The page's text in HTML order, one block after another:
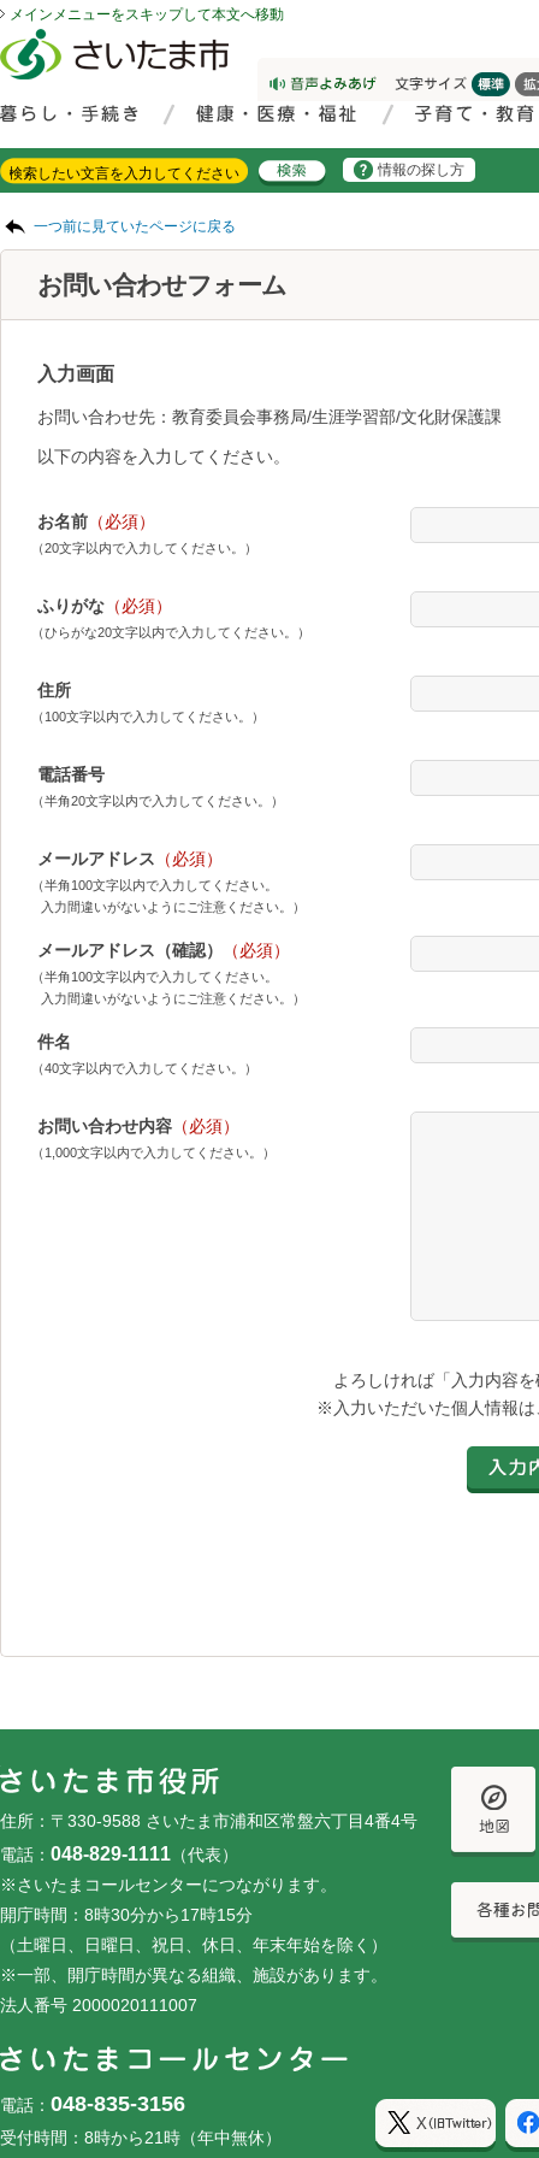
メインメニューをスキップして本文へ移動
情報の探し方
一つ前に見ていたページに戻る
お問い合わせフォーム
入力画面
お問い合わせ先：教育委員会事務局/生涯学習部/文化財保護課
以下の内容を入力してください。
お名前 （必須）
（20文字以内で入力してください。）
ふりがな （必須）
（ひらがな20文字以内で入力してください。）
住所
（100文字以内で入力してください。）
電話番号
（半角20文字以内で入力してください。）
メールアドレス （必須）
（半角100文字以内で入力してください。
入力間違いがないようにご注意ください。）
メールアドレス（確認） （必須）
（半角100文字以内で入力してください。
入力間違いがないようにご注意ください。）
件名
（40文字以内で入力してください。）
お問い合わせ内容 （必須）
（1,000文字以内で入力してください。）
よろしければ「入力内容
※入力いただいた個人情報
住所：〒330-9588 さいたま市浦和区常盤六丁目4番4号
電話： 048-829-1111 （代表）
※さいたまコールセンターにつながります。
開庁時間：8時30分から17時15分
（土曜日、日曜日、祝日、休日、年末年始を除く）
※一部、開庁時間が異なる組織、施設があります。
法人番号 2000020111007
電話： 048-835-3156
受付時間：8時から21時（年中無休）